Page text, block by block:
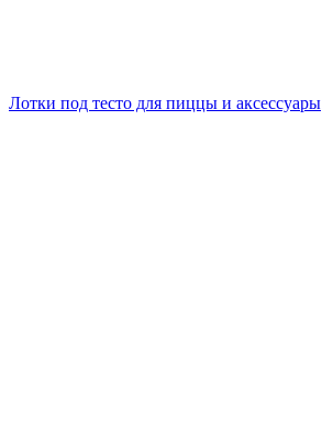
Лотки под тесто для пиццы и аксессуары